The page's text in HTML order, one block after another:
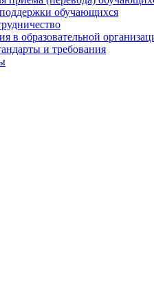
обучающихся
в образовательной
и требования